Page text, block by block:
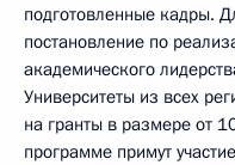
подготовленные кадры.
постановление по
академического
Университеты из всех
на гранты в размере от
программе примут